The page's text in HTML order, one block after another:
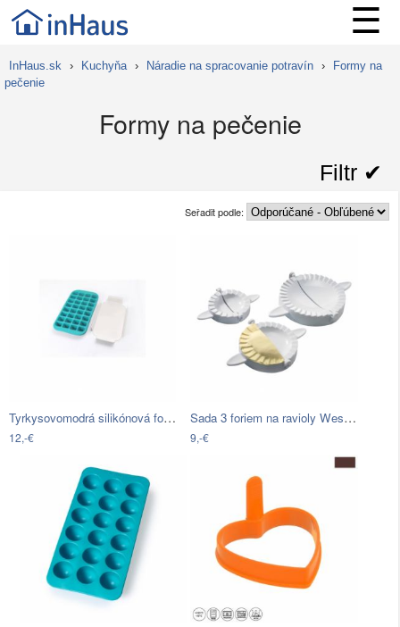
☰
InHaus.sk › Kuchyňa › Náradie na spracovanie potravín ›
Formy na
pečenie
Formy na pečenie
Filtr ✔︎
Seřadit podle:
Tyrkysovomodrá silikónová forma na ľad…
12,-€
Sada 3 foriem na ravioly Westmark
9,-€